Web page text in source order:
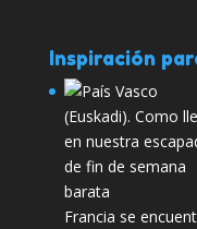
Inspiración
Francia se